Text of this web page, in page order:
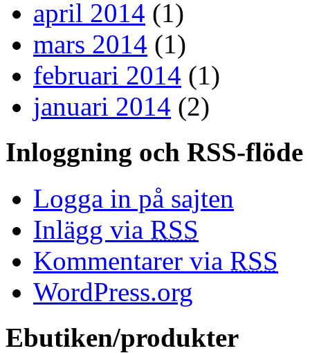
april 2014 (1)
mars 2014 (1)
februari 2014 (1)
januari 2014 (2)
Inloggning och RSS-flöde
Logga in på sajten
Inlägg via RSS
Kommentarer via RSS
WordPress.org
Ebutiken/produkter